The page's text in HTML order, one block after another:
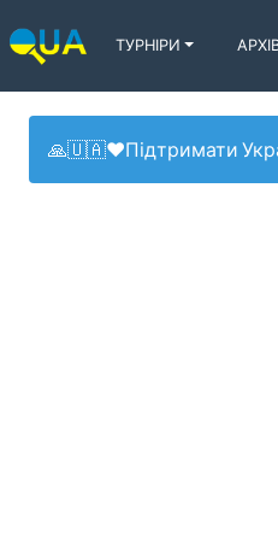
ТУРНІРИ
🙏🇺🇦❤️Підтримати